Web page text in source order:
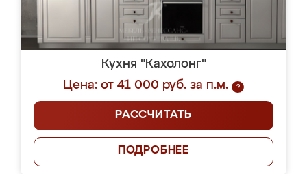
Кухня "Кахолонг"
Цена: от 41 000 руб. за п.м.
?
РАССЧИТАТЬ
ПОДРОБНЕЕ